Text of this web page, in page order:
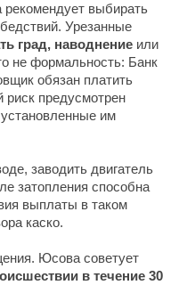
выбирать
Урезанные
град, наводнение или
не формальность: Банк
обязан платить
риск предусмотрен
им
заводить двигатель
затопления способна
выплаты в таком
каско.
Юсова советует
в течение 30